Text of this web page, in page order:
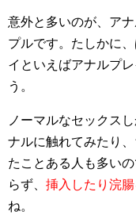
意外と多いのが、 ア
プルです。たしかに
イといえばアナルプ
う。
ノーマルなセックス
ナルに触れてみたり
たことある人も多い
らず、 挿入したり浣
ね。